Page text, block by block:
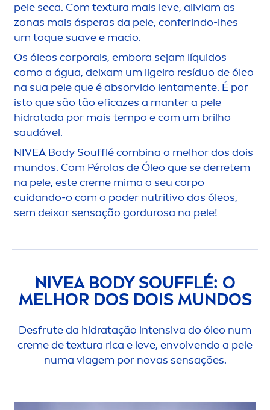
pele seca. Com textura mais leve, aliviam as
zonas mais ásperas da pele, conferindo-lhes
um toque suave e macio.
Os óleos corporais, embora sejam líquidos
como a água, deixam um ligeiro resíduo de óleo
na sua pele que é absorvido lentamente. É por
isto que são tão eficazes a manter a pele
hidratada por mais tempo e com um brilho
saudável.
NIVEA Body Soufflé combina o melhor dos dois
mundos. Com Pérolas de Óleo que se derretem
na pele, estecreme mima o seu corpo
cuidando-o com o poder nutritivo dos óleos,
sem deixar sensação gordurosa na pele!
NIVEABODY SOUFFLÉ: O
MELHOR DOS DOIS MUNDOS
Desfrute da hidratação intensiva do óleo num
cremede textura rica e leve, envolvendo a pele
numa viagem por novas sensações.